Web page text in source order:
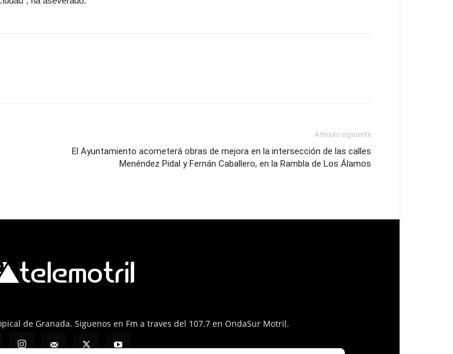
Artículo siguiente
El Ayuntamiento acometerá obras de mejora en la intersección de las calles
Menéndez Pidal y Fernán Caballero, en la Rambla de Los Álamos
de Granada. Siguenos en Fm a traves del 107.7 en OndaSur Motril.